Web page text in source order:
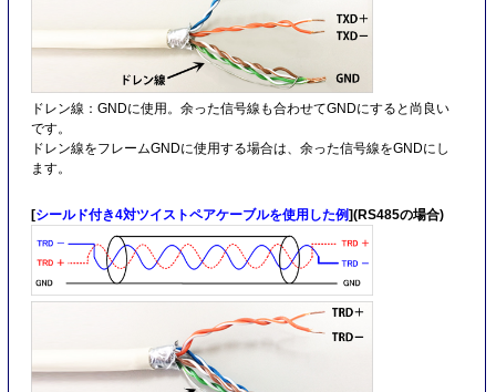
ドレン線：GNDに使用。余った信号線も合わせてGNDにすると尚良い
です。
ドレン線をフレームGNDに使用する場合は、余った信号線をGNDにし
ます。
[シールド付き4対ツイストペアケーブルを使用した例](RS485の場合)